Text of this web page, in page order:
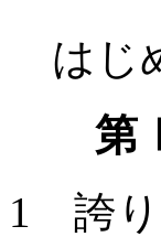
はじ
第
1 誇り